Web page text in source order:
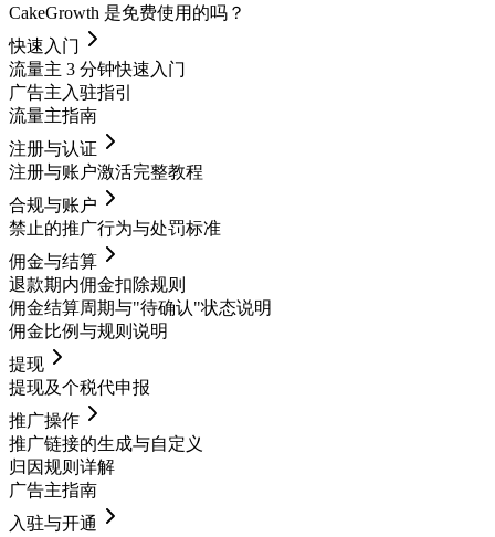
CakeGrowth 是免费使用的吗？
快速入门
流量主 3 分钟快速入门
广告主入驻指引
流量主指南
注册与认证
注册与账户激活完整教程
合规与账户
禁止的推广行为与处罚标准
佣金与结算
退款期内佣金扣除规则
佣金结算周期与"待确认"状态说明
佣金比例与规则说明
提现
提现及个税代申报
推广操作
推广链接的生成与自定义
归因规则详解
广告主指南
入驻与开通